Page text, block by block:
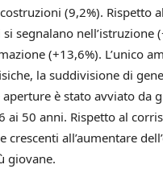
(9,2%). Rispetto
segnalano nell’istruzione
(+13,6%). L’unico
la suddivisione di
è stato avviato da
ai 50 anni. Rispetto al
all’aumentare
giovane.